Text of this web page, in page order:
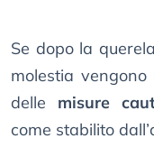
Se dopo la
molestia
delle misure
come stabilito